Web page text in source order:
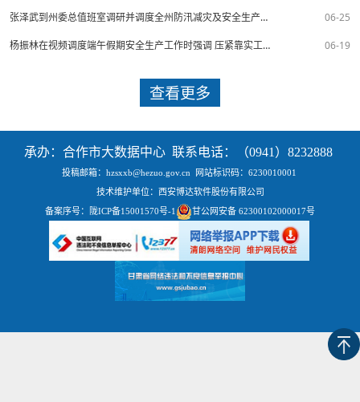
张泽武到州委总值班室调研并调度全州防汛减灾及安全生产工作 06-25
杨振林在视频调度端午假期安全生产工作时强调 压紧靠实工作责任 守好假期安全底线 确保群众平安祥和过节 06-19
查看更多
承办：合作市大数据中心 联系电话：（0941）8232888
投稿邮箱：hzsxxb@hezuo.gov.cn
网站标识码：6230010001
技术维护单位：西安博达软件股份有限公司
备案序号：
陇ICP备15001570号-1 甘公网安备 62300102000017号